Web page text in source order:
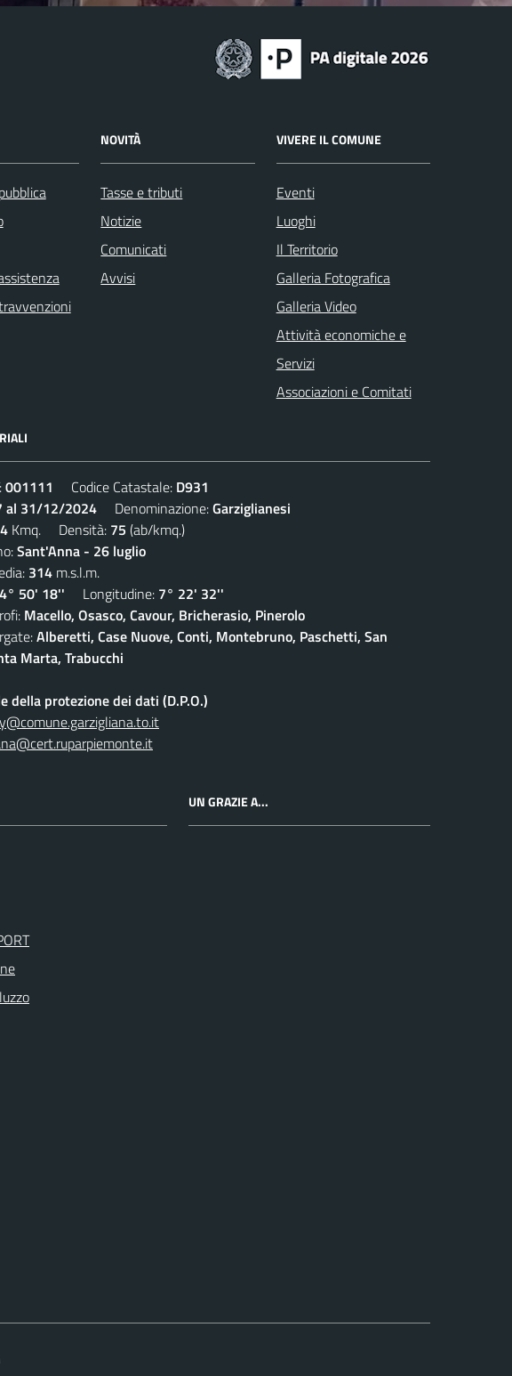
NOVITÀ
Tasse e tributi
Notizie
Comunicati
Avvisi
VIVERE IL COMUNE
Eventi
Luoghi
Il Territorio
Galleria Fotografica
Galleria Video
Attività economiche e
Servizi
Associazioni e Comitati
001111 Codice Catastale: D931
al 31/12/2024 Denominazione:Garziglianesi
Kmq. Densità: 75 (ab/kmq.)
Sant'Anna - 26 luglio
314 m.s.l.m.
50' 18'' Longitudine: 7° 22' 32''
Macello, Osasco, Cavour, Bricherasio, Pinerolo
Alberetti, Case Nuove, Conti, Montebruno, Paschetti, San
Marta, Trabucchi
della protezione dei dati (D.P.O.)
UN GRAZIE A...